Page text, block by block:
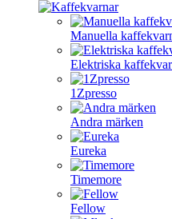
Manuella
Elektriska
1Zpresso
Andra märken
Eureka
Timemore
Fellow